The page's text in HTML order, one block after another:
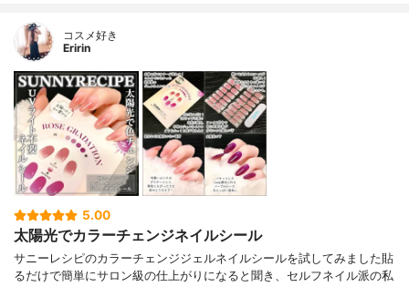
コスメ好き
Eririn
5.00
太陽光でカラーチェンジネイルシール
サニーレシピのカラーチェンジジェルネイルシールを試してみました貼
るだけで簡単にサロン級の仕上がりになると聞き、セルフネイル派の私